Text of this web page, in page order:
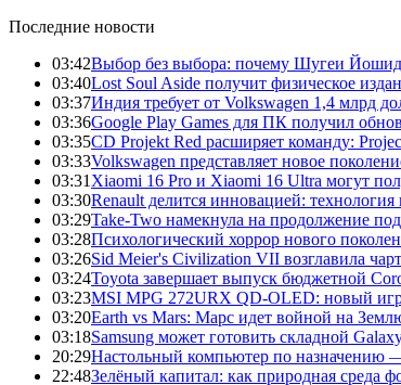
Последние новости
03:42Выбор без выбора: почему Шугеи
03:40Lost Soul Aside получит физическое
03:37Индия требует от Volkswagen 1,4 млрд
03:36Google Play Games для ПК получил
03:35CD Projekt Red расширяет команду:
03:33Volkswagen представляет новое
03:31 Xiaomi 16 Pro и Xiaomi 16 Ultra могут
03:30Renault делится инновацией:
03:29Take-Two намекнула на продолжение
03:28Психологический хоррор нового
03:26Sid Meier's Civilization VII возглавила
03:24Toyota завершает выпуск бюджетной
03:23MSI MPG 272URX QD-OLED: новый
03:20Earth vs Mars: Марс идет войной на
03:18Samsung может готовить складной
20:29Настольный компьютер по назначению
22:48Зелёный капитал: как природная среда